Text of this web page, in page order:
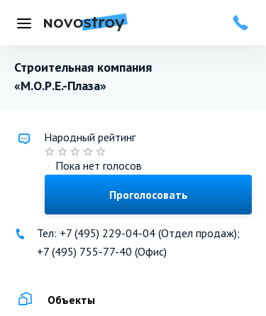
Меню
Строительная компания
«М.О.Р.Е.-Плаза»
Народный рейтинг
· Пока нет голосов
Проголосовать
Тел: +7 (495) 229-04-04 (Отдел продаж);
+7 (495) 755-77-40 (Офис)
Объекты